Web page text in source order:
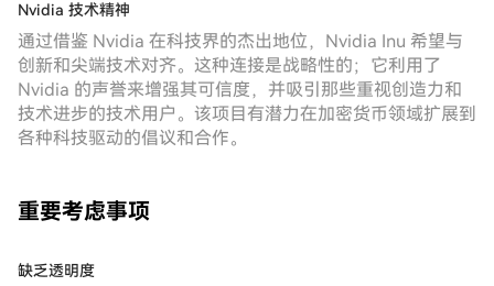
Nvidia 技术精神
通过借鉴 Nvidia 在科技界的杰出地位，Nvidia Inu 希望与
创新和尖端技术对齐。这种连接是战略性的；它利用了
Nvidia 的声誉来增强其可信度，并吸引那些重视创造力和
技术进步的技术用户。该项目有潜力在加密货币领域扩展到
各种科技驱动的倡议和合作。
重要考虑事项
缺乏透明度